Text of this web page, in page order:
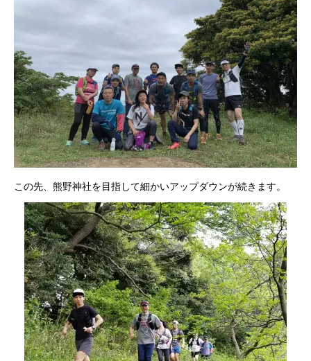
この先、熊野神社を目指して細かいアップダウンが続きます。